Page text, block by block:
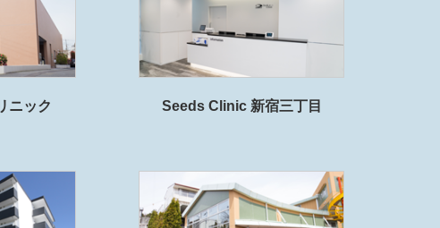
ニック Seeds Clinic 新宿三丁目